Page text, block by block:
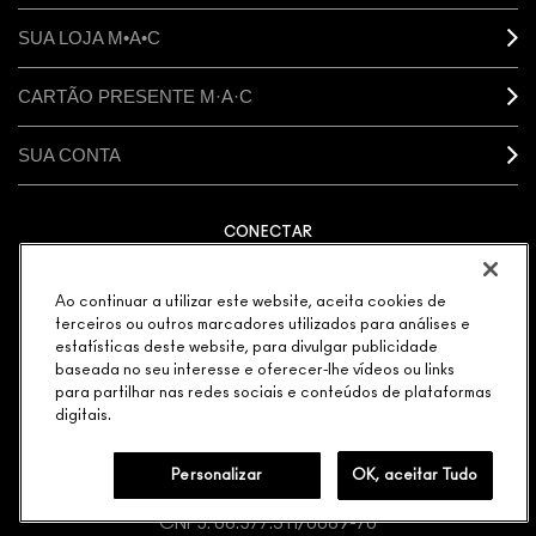
SUA LOJA M•A•C
CARTÃO PRESENTE M·A·C
SUA CONTA
CONECTAR
GERENCIAR COOKIES DO SITE
POLÍTICA DE PRIVACIDADE
TERMOS & CONDIÇÕES
POLÍTICA M·A·C CONTRA FALSIFICADOS
© MAKE-UP ART COSMETICS. TODOS OS DIREITOS
ELEGÂNCIA DISTRIBUIDORA DE COSMÉTICOS LTDA. |
AVENIDA JAGUARÉ 818 MÓDULO 25 CEP: 05346-000 |
CNPJ: 08.377.511/0089-70
Ao continuar a utilizar este website, aceita cookies de
terceiros ou outros marcadores utilizados para análises e
estatísticas deste website, para divulgar publicidade
baseada no seu interesse e oferecer-lhe vídeos ou links
para partilhar nas redes sociais e conteúdos de plataformas
digitais.
Personalizar OK, aceitar Tudo